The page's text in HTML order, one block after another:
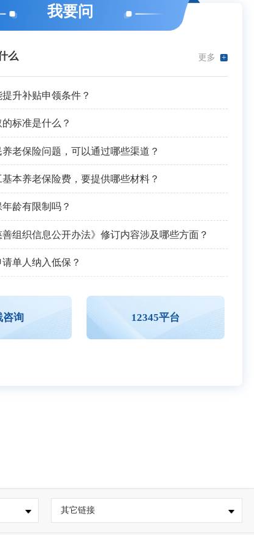
我要问
么 更多 +
升补贴申领条件？
标准是什么？
老保险问题，可以通过哪些渠道？
本养老保险费，要提供哪些材料？
龄有限制吗？
组织信息公开办法》修订内容涉及哪些方面？
单人纳入低保？
咨询 12345平台
其它链接